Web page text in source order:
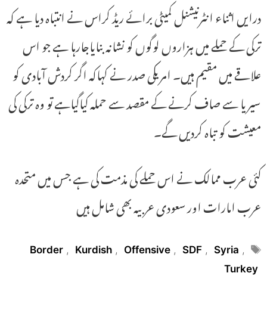
درایں اثناء انٹرنیشنل کمیٹی برائے ریڈ کراس نے انتباہ دیا ہے کہ
ترکی کے حملے میں ہزاروں لوگوں کو نشانہ بنایاجارہا ہے جو اس
علاقے میں مقیم ہیں۔ امریکی صدر نے کہاکہ اگر کردش آبادی کو
سیریا سے صاف کرنے کے مقصد سے حملہ کیاگیاہے تو وہ ترکی کی
معیشت کو تباہ کردیں گے۔
کئی عرب ممالک نے اس حملے کی مذمت کی ہے جس میں متحدہ
عرب امارات اور سعودی عربیہ بھی شامل ہیں
Tags
Border , Kurdish , Offensive , SDF , Syria ,
Turkey